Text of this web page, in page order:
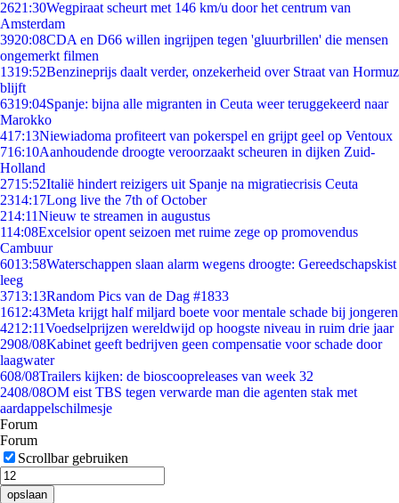
2621:30Wegpiraat scheurt met 146 km/u door het centrum van
Amsterdam
3920:08CDA en D66 willen ingrijpen tegen 'gluurbrillen' die mensen
ongemerkt filmen
1319:52Benzineprijs daalt verder, onzekerheid over Straat van Hormuz
blijft
6319:04Spanje: bijna alle migranten in Ceuta weer teruggekeerd naar
Marokko
417:13Niewiadoma profiteert van pokerspel en grijpt geel op Ventoux
716:10Aanhoudende droogte veroorzaakt scheuren in dijken Zuid-
Holland
2715:52Italië hindert reizigers uit Spanje na migratiecrisis Ceuta
2314:17Long live the 7th of October
214:11Nieuw te streamen in augustus
114:08Excelsior opent seizoen met ruime zege op promovendus
Cambuur
6013:58Waterschappen slaan alarm wegens droogte: Gereedschapskist
leeg
3713:13Random Pics van de Dag #1833
1612:43Meta krijgt half miljard boete voor mentale schade bij jongeren
4212:11Voedselprijzen wereldwijd op hoogste niveau in ruim drie jaar
2908/08Kabinet geeft bedrijven geen compensatie voor schade door
laagwater
608/08Trailers kijken: de bioscoopreleases van week 32
2408/08OM eist TBS tegen verwarde man die agenten stak met
aardappelschilmesje
Forum
Forum
Scrollbar gebruiken
opslaan